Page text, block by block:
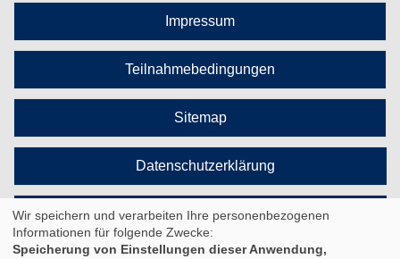
Impressum
Teilnahmebedingungen
Sitemap
Datenschutzerklärung
Cookie Einstellungen
Wir speichern und verarbeiten Ihre personenbezogenen
Informationen für folgende Zwecke:
Speicherung von Einstellungen dieser Anwendung,